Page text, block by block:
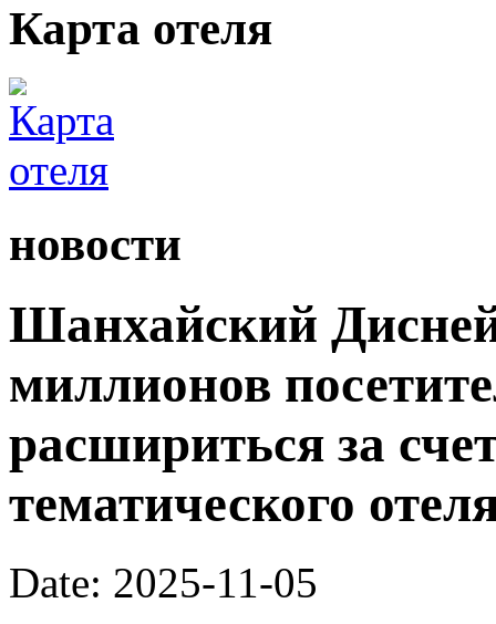
Карта отеля
новости
Шанхайский
миллионов
расшириться за
тематического
Date: 2025-11-05